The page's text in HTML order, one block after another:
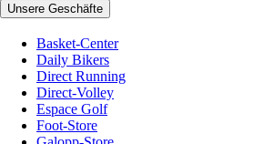
Unsere Geschäfte
Basket-Center
Daily Bikers
Direct Running
Direct-Volley
Espace Golf
Foot-Store